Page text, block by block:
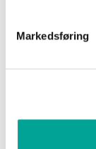
Markedsføring
Veslepiggen
kr 3 990,00